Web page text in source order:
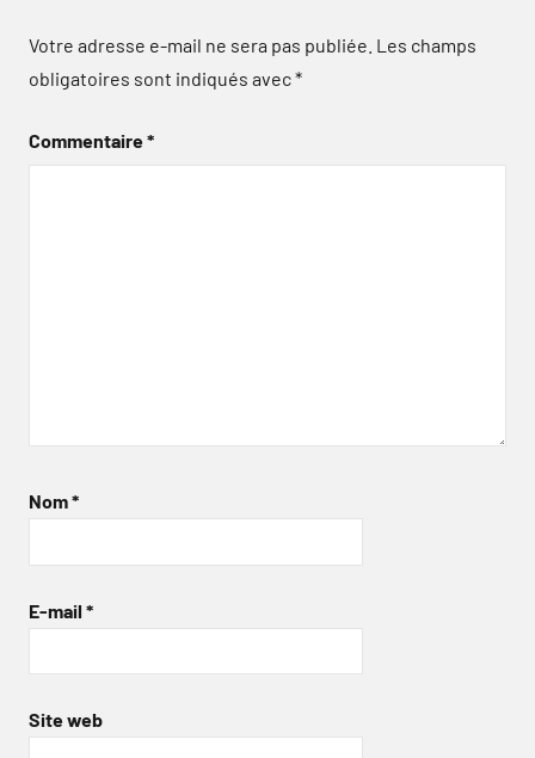
Votre adresse e-mail ne sera pas publiée. Les champs
obligatoires sont indiqués avec*
Commentaire*
Nom*
E-mail *
Site web